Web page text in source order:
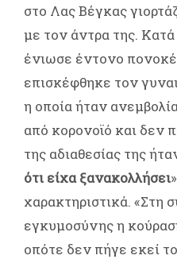
στο Λας Βέγκας
με τον άντρα της.
ένιωσε έντονο
επισκέφθηκε τον
η οποία ήταν
από κορονοϊό και δεν
της αδιαθεσίας της
ότι είχα ξανακολλήσει
χαρακτηριστικά. «Στη
εγκυμοσύνης η
οπότε δεν πήγε εκεί